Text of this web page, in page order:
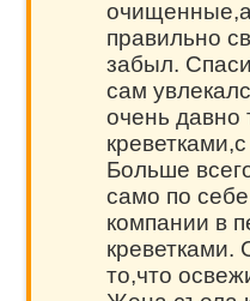
очищенные,а
правильно
забыл.
сам
очень давно
Больше
само по
компании в
креветками.
то,что